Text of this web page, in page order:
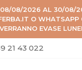
08/08/2026 AL 30/08/
O
EVASE
21 43 022